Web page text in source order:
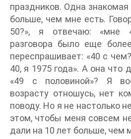
праздников. Одна
больше, чем мне есть.
50?», я отвечаю: «мне
разговора было еще
переспрашивает: «40 с
40, я 1975 года». А она что
«49 с половиной»? Я
возрасту отношусь, нет
поводу. Но я не настолько
этом, чтобы меня совсем
дали на 10 лет больше, чем